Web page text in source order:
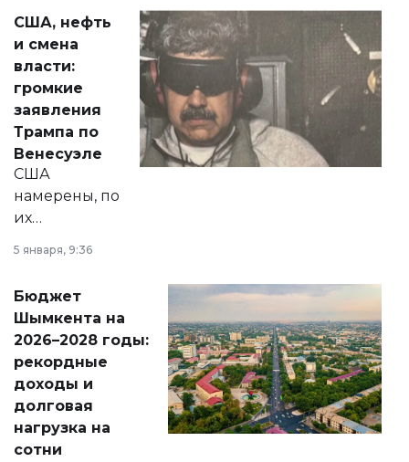
актуальных тем —
от слухов о
политических
реформах до
вопросов армии,
экономики и
личного здоровья.
США, нефть
и смена
власти:
громкие
заявления
Трампа по
Венесуэле
США
намерены, по
их
принести
народу
Венесуэлы.
5 января, 9:36
Бюджет
Шымкента на
2026–2028 годы:
рекордные
доходы и
долговая
нагрузка на
сотни